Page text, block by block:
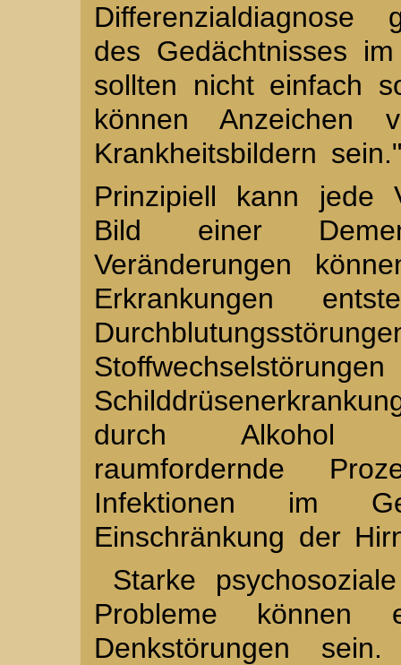
des Gedächtnisses
sollten nicht einfach
können Anzeichen
Krankheitsbildern sein."
Prinzipiell kann jede
Bild einer
Veränderungen
Erkrankungen
durch Alkohol
raumfordernde
Infektionen im
Einschränkung der
Starke
Probleme
Denkstörungen